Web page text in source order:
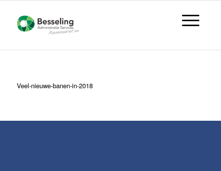
Veel-nieuwe-banen-in-2018